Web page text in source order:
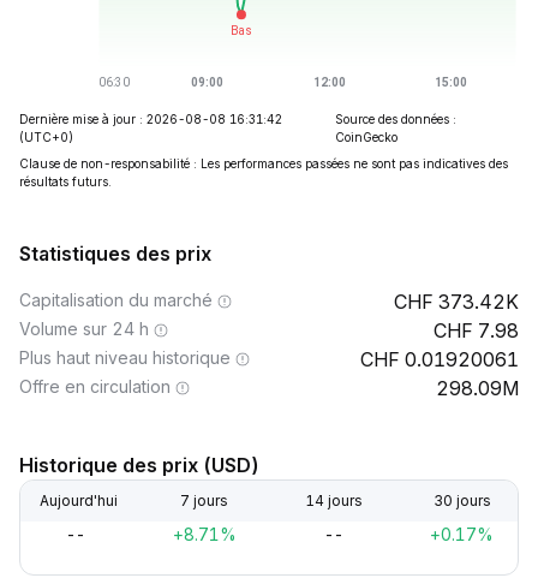
Dernière mise à jour : 2026-08-08 16:31:42
(UTC+0)
Source des données :
CoinGecko
Clause de non-responsabilité : Les performances passées ne sont pas indicatives des
résultats futurs.
Statistiques des prix
Capitalisation du marché 373.42K
Volume sur 24 h 7.98
Plus haut niveau historique 0.01920061
Offre en circulation 298.09M
Historique des prix (USD)
Aujourd'hui 7 jours 14 jours 30 jours
-- +8.71% -- +0.17%